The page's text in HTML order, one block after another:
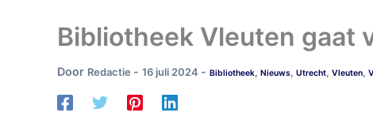
Bibliotheek Vleuten gaat
Door Redactie - 16 juli 2024 - Bibliotheek, Nieuws, Utrecht, Vleuten,